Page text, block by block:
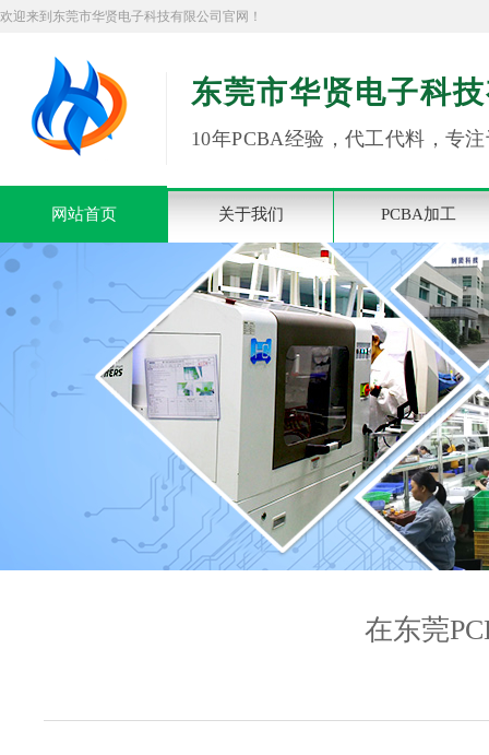
欢迎来到东莞市华贤电子科技有限公司官网！
东莞市华贤电子科
10年PCBA经验，代工代料，专
网站首页 关于我们 PCBA加工
在东莞